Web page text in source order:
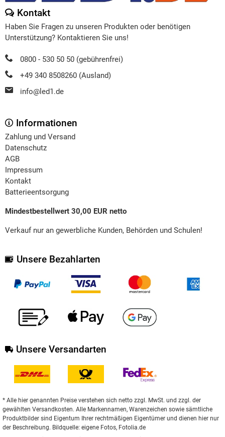
Kontakt
Haben Sie Fragen zu unseren Produkten oder benötigen
Unterstützung? Kontaktieren Sie uns!
0800 - 530 50 50 (gebührenfrei)
+49 340 8508260 (Ausland)
info@led1.de
Informationen
Zahlung und Versand
Datenschutz
AGB
Impressum
Kontakt
Batterieentsorgung
Mindestbestellwert 30,00 EUR netto
Verkauf nur an gewerbliche Kunden, Behörden und Schulen!
Unsere Bezahlarten
Unsere Versandarten
* Alle hier genannten Preise verstehen sich netto zzgl. MwSt. und zzgl. der
gewählten Versandkosten. Alle Markennamen, Warenzeichen sowie sämtliche
Produktbilder sind Eigentum Ihrer rechtmäßigen Eigentümer und dienen hier nur
der Beschreibung. Bildquelle: eigene Fotos, Fotolia.de